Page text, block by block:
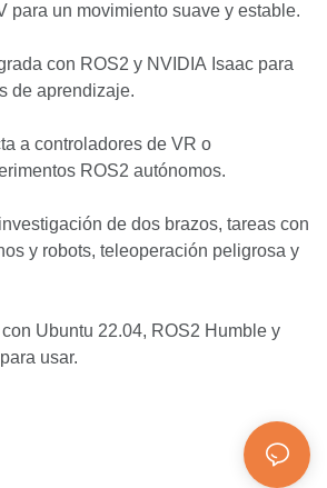
para un movimiento suave y estable.
con ROS2 y NVIDIA Isaac para
de aprendizaje.
a controladores de VR o
ROS2 autónomos.
de dos brazos, tareas con
y robots, teleoperación peligrosa y
Ubuntu 22.04, ROS2 Humble y
usar.